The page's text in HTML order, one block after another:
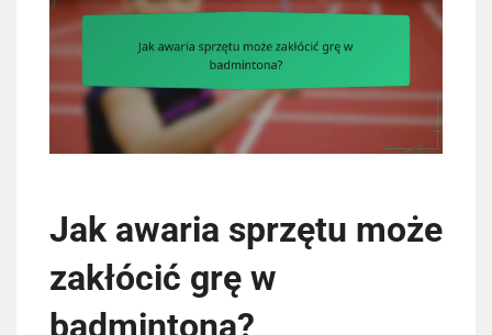
Jak awaria sprzętu może
zakłócić grę w
badmintona?